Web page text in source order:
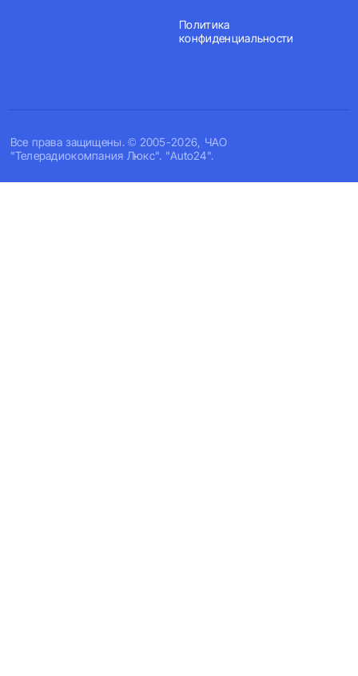
Все права защищены. © 2005-2026, ЧАО
"Телерадиокомпания Люкс". "Auto24".
Политика
конфиденциальности